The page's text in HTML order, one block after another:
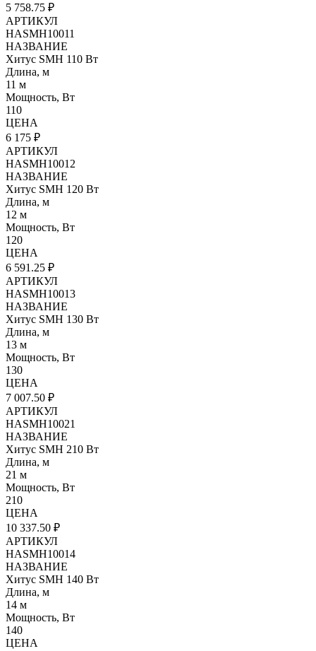
5 758.75 ₽
АРТИКУЛ
HASMH10011
НАЗВАНИЕ
Хитус SMH 110 Вт
Длина, м
11 м
Мощность, Вт
110
ЦЕНА
6 175 ₽
АРТИКУЛ
HASMH10012
НАЗВАНИЕ
Хитус SMH 120 Вт
Длина, м
12 м
Мощность, Вт
120
ЦЕНА
6 591.25 ₽
АРТИКУЛ
HASMH10013
НАЗВАНИЕ
Хитус SMH 130 Вт
Длина, м
13 м
Мощность, Вт
130
ЦЕНА
7 007.50 ₽
АРТИКУЛ
HASMH10021
НАЗВАНИЕ
Хитус SMH 210 Вт
Длина, м
21 м
Мощность, Вт
210
ЦЕНА
10 337.50 ₽
АРТИКУЛ
HASMH10014
НАЗВАНИЕ
Хитус SMH 140 Вт
Длина, м
14 м
Мощность, Вт
140
ЦЕНА